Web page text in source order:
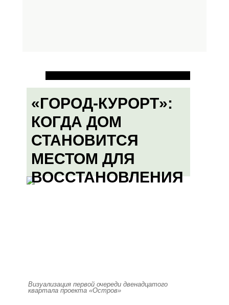
«ГОРОД-КУРОРТ»:
КОГДА ДОМ
СТАНОВИТСЯ
МЕСТОМ ДЛЯ
ВОССТАНОВЛЕНИЯ
Визуализация первой очереди двенадцатого
квартала проекта «Остров»